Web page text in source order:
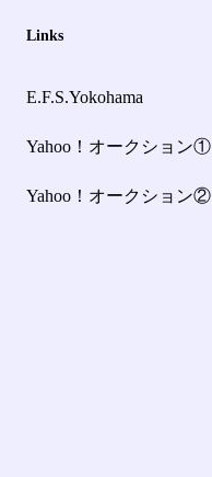
Links
E.F.S.Yokohama
Yahoo！オークション①
Yahoo！オークション②